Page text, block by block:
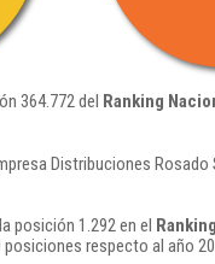
364.772 del Ranking
Distribuciones
posición 1.292 en el
respecto al año